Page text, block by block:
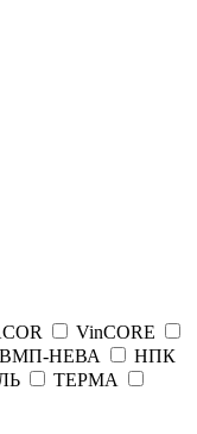
VinCORE
ВМП-НЕВА
НПК
ТЕРМА